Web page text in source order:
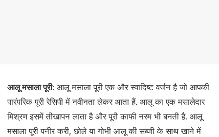
आलू मसाला पूरी: आलू मसाला पूरी एक और स्वादिष्ट वर्जन है जो आपकी
पारंपरिक पूरी रेसिपी में नवीनता लेकर आता हैं. आलू का एक मसालेदार
मिश्रण इसमें तीखापन लाता है और पूरी काफी नरम भी बनती है. आलू
मसाला पूरी पनीर करी, छोले या गोभी आलू की सब्जी के साथ खाने में